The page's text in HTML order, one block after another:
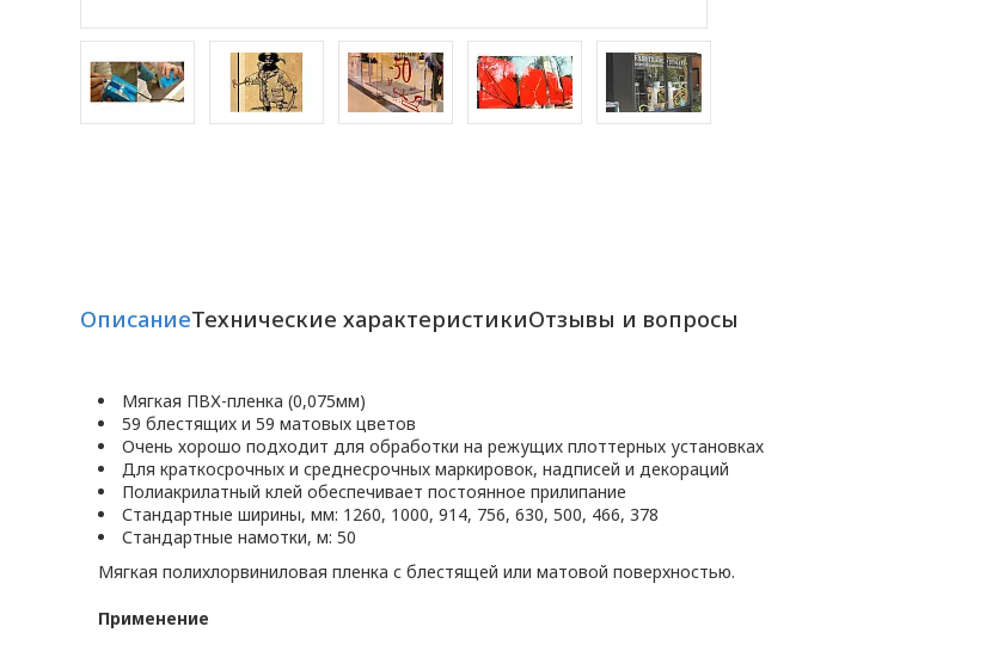
ОписаниеТехнические характеристикиОтзывы и вопросы
Мягкая ПВХ-пленка (0,075мм)
59 блестящих и 59 матовых цветов
Очень хорошо подходит для обработки на режущих плоттерных установках
Для краткосрочных и среднесрочных маркировок, надписей и декораций
Полиакрилатный клей обеспечивает постоянное прилипание
Стандартные ширины, мм: 1260, 1000, 914, 756, 630, 500, 466, 378
Стандартные намотки, м: 50
Мягкая полихлорвиниловая пленка с блестящей или матовой поверхностью.
Применение